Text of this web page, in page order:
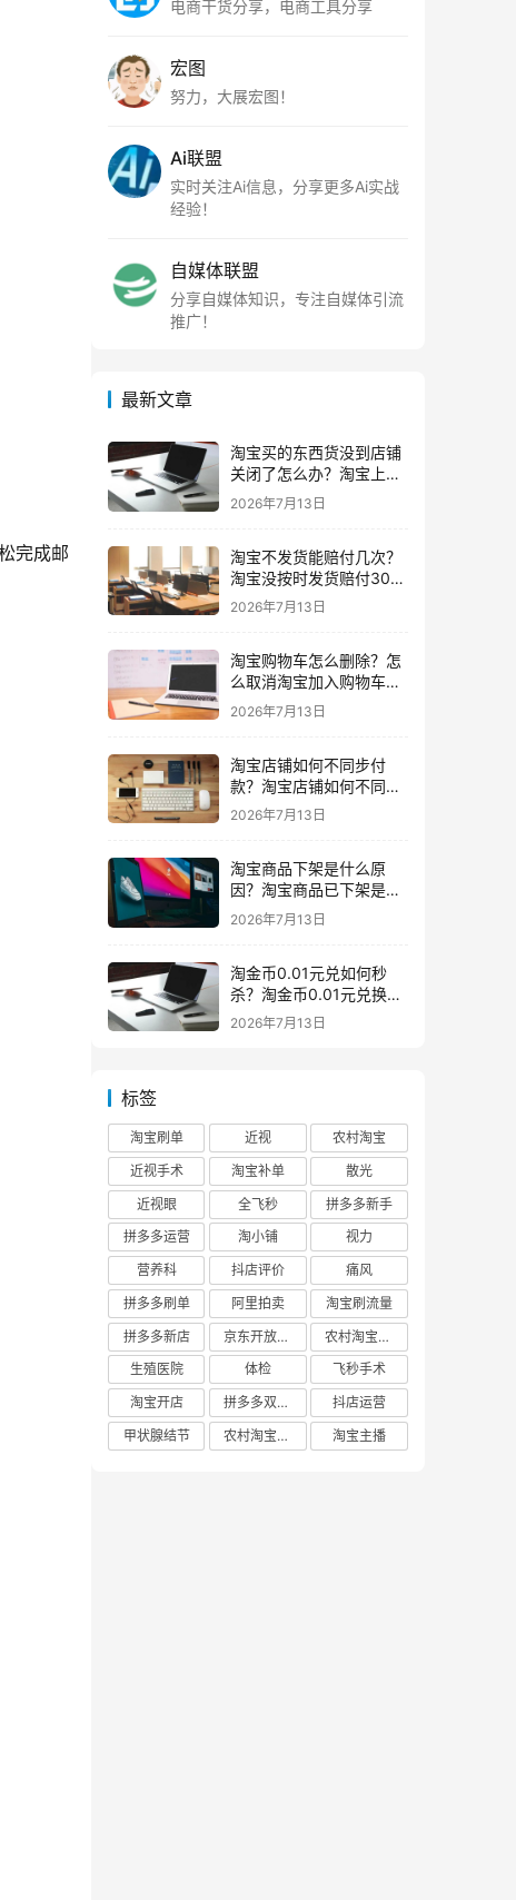
完成邮
电商干货分享，电商工具分享
宏图
努力，大展宏图！
Ai联盟
实时关注Ai信息，分享更多Ai实战
经验！
自媒体联盟
分享自媒体知识，专注自媒体引流
推广！
最新文章
淘宝买的东西货没到店铺
关闭了怎么办？淘宝上买
东西货没收到店铺关闭了
我可以申请退款吗
2026年7月13日
淘宝不发货能赔付几次？
淘宝没按时发货赔付30%
还会发货吗要赔付几次
2026年7月13日
淘宝购物车怎么删除？怎
么取消淘宝加入购物车的
东西
2026年7月13日
淘宝店铺如何不同步付
款？淘宝店铺如何不同步
闲鱼
2026年7月13日
淘宝商品下架是什么原
因？淘宝商品已下架是什
么意思一般下架是为什么
2026年7月13日
淘金币0.01元兑如何秒
杀？淘金币0.01元兑换在
哪如何兑换
2026年7月13日
标签
淘宝刷单 近视
农村淘宝
近视手术
淘宝补单
散光
近视眼
全飞秒
拼多多新手
拼多多运营
淘小铺
视力
营养科
抖店评价
痛风
拼多多刷单
阿里拍卖
淘宝刷流量
拼多多新店
京东开放平台
农村淘宝快递
生殖医院
体检
飞秒手术
淘宝开店
拼多多双十二
抖店运营
甲状腺结节
农村淘宝店铺 淘宝主播